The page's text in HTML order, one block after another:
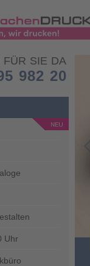
FÜR SIE DA
982 20
Uhr